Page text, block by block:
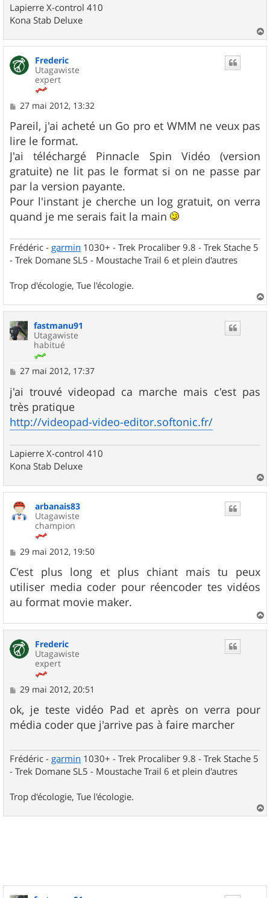
Lapierre X-control 410
Kona Stab Deluxe
a
u
Frederic
Utagawiste
expert
M
s
s
a
g
e
27 mai 2012, 13:32
Pareil, j'ai acheté un Go pro et WMM ne veux pas
lire le format.
J'ai téléchargé Pinnacle Spin Vidéo (version
gratuite) ne lit pas le format si on ne passe par
par la version payante.
Pour l'instant je cherche un log gratuit, on verra
quand je me serais fait la main
Frédéric - garmin 1030+ - Trek Procaliber 9.8 - Trek Stache 5
- Trek Domane SL5 - Moustache Trail 6 et plein d'autres
Trop d'écologie, Tue l'écologie.
a
fastmanu91
Utagawiste
habitué
M
s
s
a
g
e
27 mai 2012, 17:37
j'ai trouvé videopad ca marche mais c'est pas
très pratique
http://videopad-video-editor.softonic.fr/
Lapierre X-control 410
Kona Stab Deluxe
a
arbanais83
Utagawiste
champion
M
s
s
a
g
e
29 mai 2012, 19:50
C'est plus long et plus chiant mais tu peux
utiliser media coder pour réencoder tes vidéos
au format movie maker.
a
Frederic
Utagawiste
expert
M
s
s
a
29 mai 2012, 20:51
ok, je teste vidéo Pad et après on verra pour
média coder que j'arrive pas à faire marcher
Frédéric - garmin 1030+ - Trek Procaliber 9.8 - Trek Stache 5
- Trek Domane SL5 - Moustache Trail 6 et plein d'autres
Trop d'écologie, Tue l'écologie.
a